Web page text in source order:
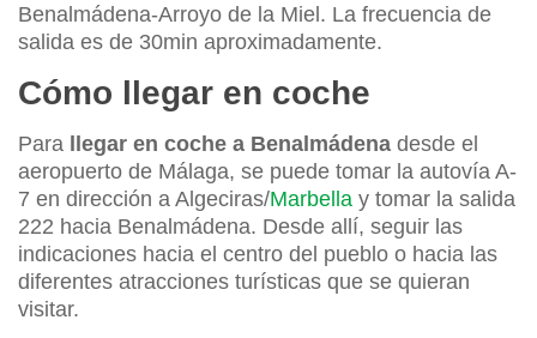
Benalmádena-Arroyo de la Miel. La frecuencia de
salida es de 30min aproximadamente.
Cómo llegar en coche
Para llegar en coche a Benalmádena desde el
aeropuerto de Málaga, se puede tomar la autovía A-
7 en dirección a Algeciras/Marbella y tomar la salida
222 hacia Benalmádena. Desde allí, seguir las
indicaciones hacia el centro del pueblo o hacia las
diferentes atracciones turísticas que se quieran
visitar.